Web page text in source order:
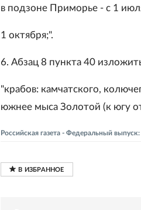
в подзоне Приморье - с 1
1 октября;".
6. Абзац 8 пункта 40
"крабов: камчатского,
южнее мыса Золотой (к югу
Российская газета - Федеральный